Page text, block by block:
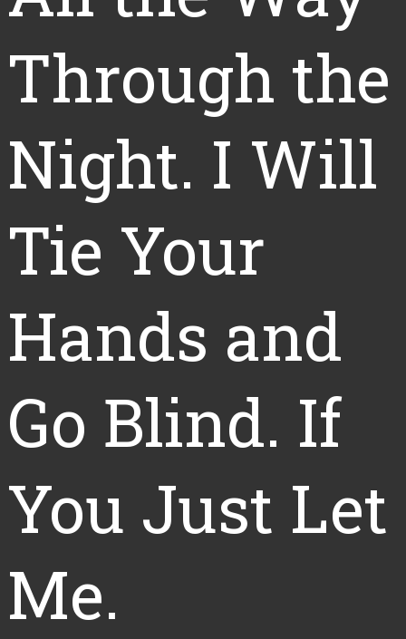
Through the
Night. I Will
Tie Your
Hands and
Go Blind. If
You Just Let
Me.